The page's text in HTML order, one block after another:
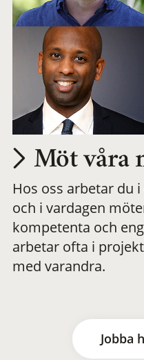
Möt våra
Hos oss arbetar du
och i vardagen
kompetenta och
arbetar ofta i
med varandra.
Jobba